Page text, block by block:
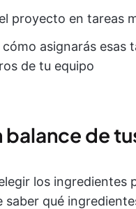
proyecto en tareas
cómo asignarás esas
de tu equipo
balance de
los ingredientes
saber qué